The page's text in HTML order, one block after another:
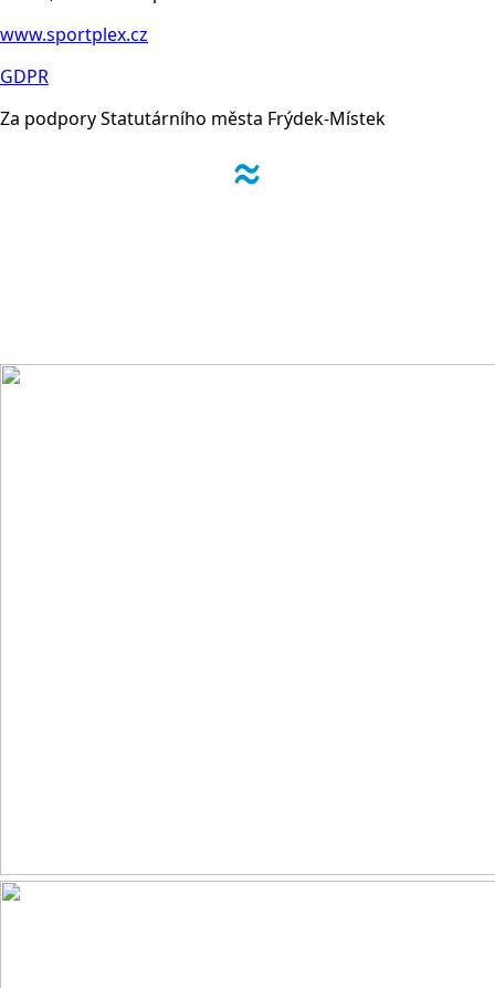
www.sportplex.cz
GDPR
Za podpory Statutárního města Frýdek-Místek